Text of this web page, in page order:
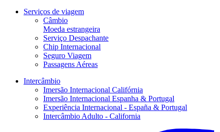
Serviços de viagem
Câmbio
Moeda estrangeira
Serviço Despachante
Chip Internacional
Seguro Viagem
Passagens Aéreas
Intercâmbio
Imersão Internacional Califórnia
Imersão Internacional Espanha & Portugal
Experiência Internacional - España & Portugal
Intercâmbio Adulto - California